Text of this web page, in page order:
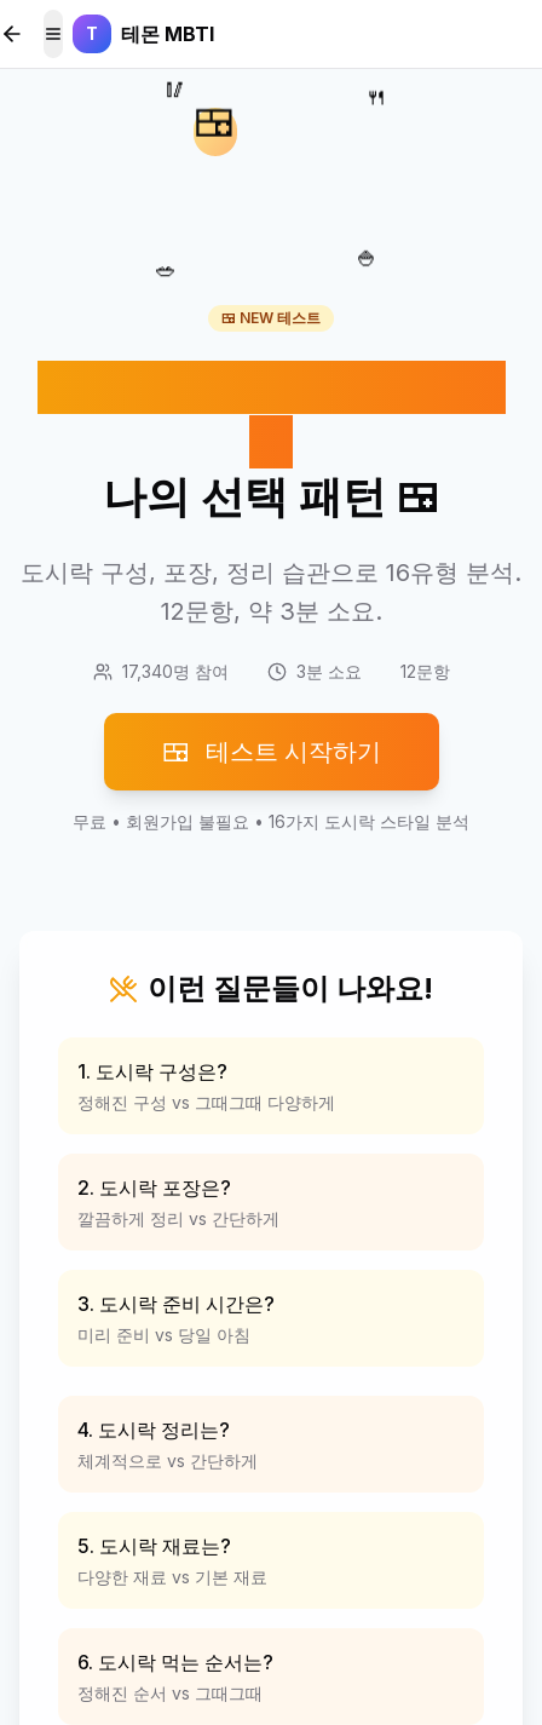
본문 바로가기
메뉴 토글
T 테몬 MBTI
🍱
🥢 🍴
🥗 🍚
🍱 NEW 테스트
나의 선택 패턴 🍱
도시락 구성, 포장, 정리 습관으로 16유형 분석.
12문항, 약 3분 소요.
17,340명 참여 3분 소요 12문항
🍱 테스트 시작하기
무료 • 회원가입 불필요 • 16가지 도시락 스타일 분석
이런 질문들이 나와요!
1. 도시락 구성은?
정해진 구성 vs 그때그때 다양하게
2. 도시락 포장은?
깔끔하게 정리 vs 간단하게
3. 도시락 준비 시간은?
미리 준비 vs 당일 아침
4. 도시락 정리는?
체계적으로 vs 간단하게
5. 도시락 재료는?
다양한 재료 vs 기본 재료
6. 도시락 먹는 순서는?
정해진 순서 vs 그때그때